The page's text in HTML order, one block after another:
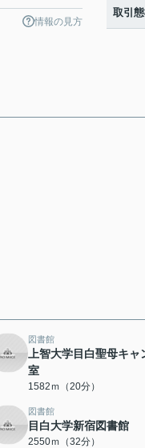
情報の見方
取引
図書館
上智大学目白聖母キ
室
1582ｍ（20分）
図書館
目白大学新宿図書館
2550ｍ（32分）